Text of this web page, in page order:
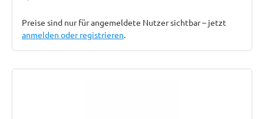
Preise sind nur für angemeldete Nutzer sichtbar – jetzt
anmelden oder registrieren.